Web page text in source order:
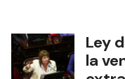
Ley
la